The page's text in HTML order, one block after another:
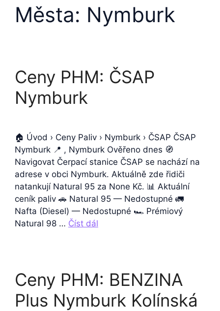
Města: Nymburk
Ceny PHM: ČSAP
Nymburk
🏠 Úvod › Ceny Paliv › Nymburk › ČSAP ČSAP
Nymburk 📍 , Nymburk Ověřeno dnes 🧭
Navigovat Čerpací stanice ČSAP se nachází na
adrese v obci Nymburk. Aktuálně zde řidiči
natankují Natural 95 za None Kč. 📊 Aktuální
ceník paliv 🚗 Natural 95 — Nedostupné 🚛
Nafta (Diesel) — Nedostupné 🏎️ Prémiový
Natural 98 … Číst dál
Ceny PHM: BENZINA
Plus Nymburk Kolínská